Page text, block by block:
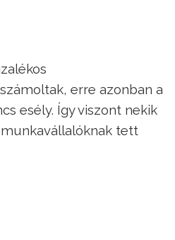
erre azonban a
esély. Így viszont nekik
tett